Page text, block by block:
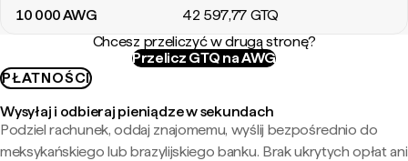
10 000AWG 42 597,77 GTQ
Chcesz przeliczyć w drugą stronę?
Przelicz GTQ na AWG
PŁATNOŚCI
Wysyłaj i odbieraj pieniądze w sekundach
Podziel rachunek, oddaj znajomemu, wyślij bezpośrednio do
meksykańskiego lub brazylijskiego banku. Brak ukrytych opłat ani